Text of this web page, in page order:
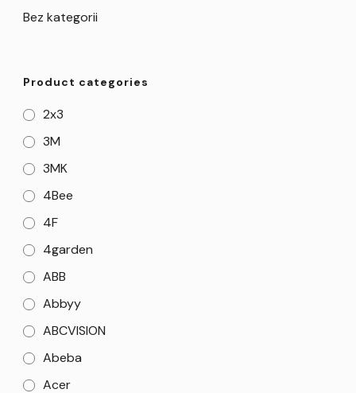
Bez kategorii
Product categories
2x3
3M
3MK
4Bee
4F
4garden
ABB
Abbyy
ABCVISION
Abeba
Acer